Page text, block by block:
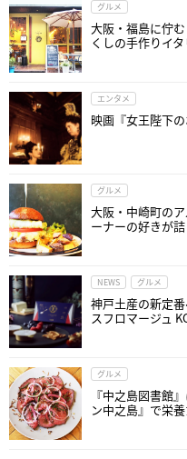
グルメ
大阪・福島に佇
くしの手作りイ
エンタメ
映画『女王陛下の
グルメ
大阪・中崎町の
ーナーの好きが
NEWS グルメ
神戸土産の新定
スフロマージュ
グルメ
『中之島図書館
ン中之島』で栄